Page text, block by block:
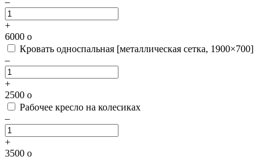
+
6000 o
Кровать односпальная [металлическая сетка, 1900×700]
–
+
2500 o
Рабочее кресло на колесиках
–
+
3500 o